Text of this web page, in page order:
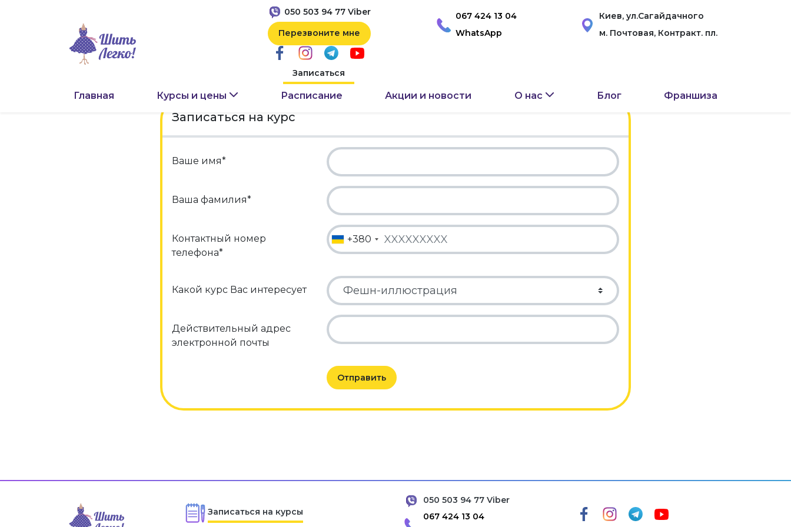
050 503 94 77 Viber
Перезвоните мне
067 424 13 04
WhatsApp
Киев, ул.Сагайдачного
м. Почтовая, Контракт. пл.
Записаться
Главная Курсы и цены Расписание Акции и новости О нас Блог Франшиза
Записаться на курс
Ваше имя*
Ваша фамилия*
Контактный номер
телефона*
+380
Какой курс Вас интересует
Действительный адрес
электронной почты
Отправить
Записаться на курсы
050 503 94 77 Viber
067 424 13 04